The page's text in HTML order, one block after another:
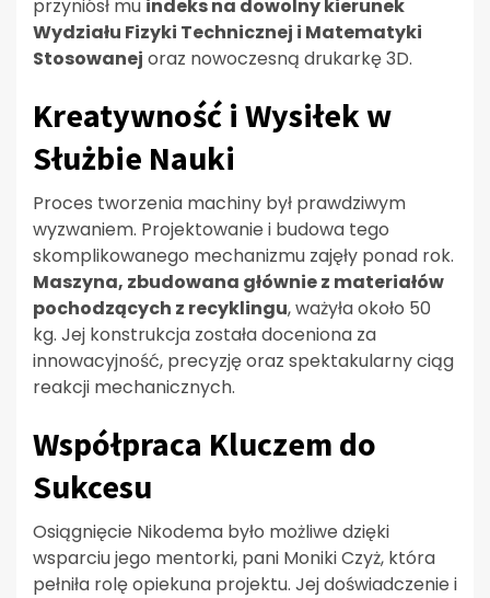
przyniósł mu indeks na dowolny kierunek
Wydziału Fizyki Technicznej i Matematyki
Stosowanej oraz nowoczesną drukarkę 3D.
Kreatywność i Wysiłek w
Służbie Nauki
Proces tworzenia machiny był prawdziwym
wyzwaniem. Projektowanie i budowa tego
skomplikowanego mechanizmu zajęły ponad rok.
Maszyna, zbudowana głównie z materiałów
pochodzących z recyklingu, ważyła około 50
kg. Jej konstrukcja została doceniona za
innowacyjność, precyzję oraz spektakularny ciąg
reakcji mechanicznych.
Współpraca Kluczem do
Sukcesu
Osiągnięcie Nikodema było możliwe dzięki
wsparciu jego mentorki, pani Moniki Czyż, która
pełniła rolę opiekuna projektu. Jej doświadczenie i